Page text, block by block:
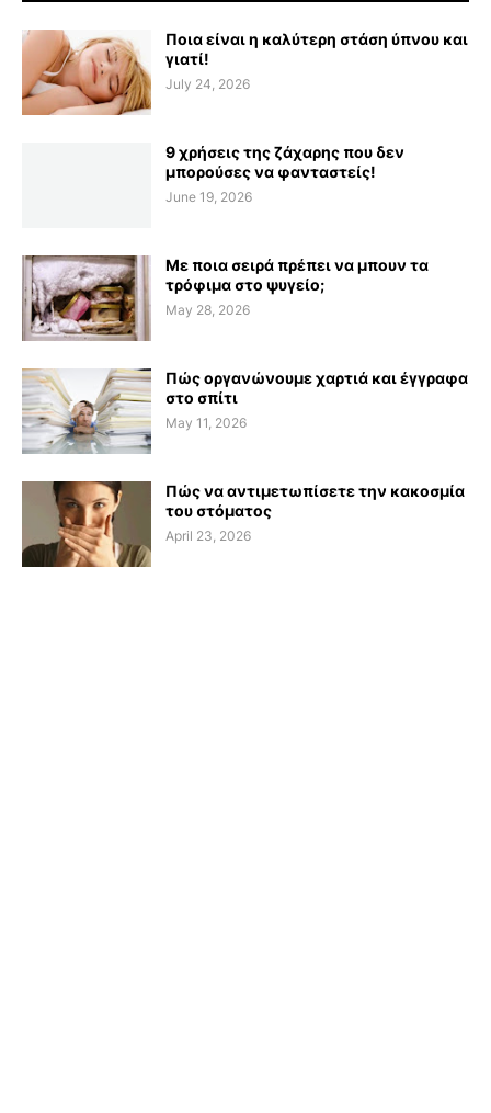
Ποια είναι η καλύτερη στάση ύπνου και
γιατί!
July 24, 2026
9 χρήσεις της ζάχαρης που δεν
μπορούσες να φανταστείς!
June 19, 2026
Με ποια σειρά πρέπει να μπουν τα
τρόφιμα στο ψυγείο;
May 28, 2026
Πώς οργανώνουμε χαρτιά και έγγραφα
στο σπίτι
May 11, 2026
Πώς να αντιμετωπίσετε την κακοσμία
του στόματος
April 23, 2026